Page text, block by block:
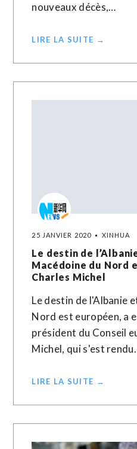
nouveaux décès,…
LIRE LA SUITE →
25 JANVIER 2020 XINHUA
Le destin de
Macédoine du Nord
Charles Michel
Le destin de l'Albanie
Nord est européen, a
président du Conseil
Michel, qui s'est
LIRE LA SUITE →